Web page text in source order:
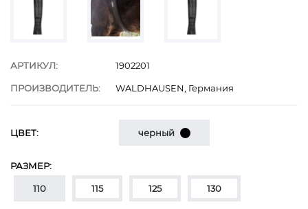
АРТИКУЛ: 1902201
ПРОИЗВОДИТЕЛЬ: WALDHAUSEN, Германия
ЦВЕТ: черный
РАЗМЕР:
110 115 125 130